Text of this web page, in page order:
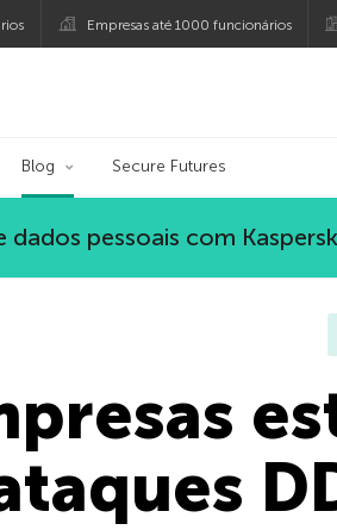
Empresas até 1000 funcionários
Blog Secure Futures
pessoais com